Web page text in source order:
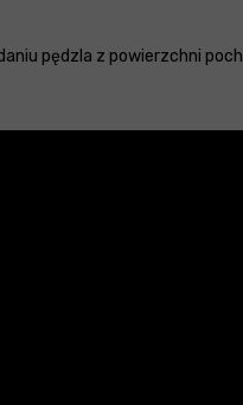
pędzla z powierzchni